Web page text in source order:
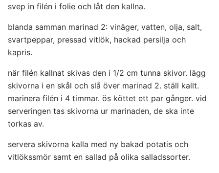
svep in filén i folie och låt den kallna.
blanda samman marinad 2: vinäger, vatten, olja, salt,
svartpeppar, pressad vitlök, hackad persilja och
kapris.
när filén kallnat skivas den i 1/2 cm tunna skivor. lägg
skivorna i en skål och slå över marinad 2. ställ kallt.
marinera filén i 4 timmar. ös köttet ett par gånger. vid
serveringen tas skivorna ur marinaden, de ska inte
torkas av.
servera skivorna kalla med ny bakad potatis och
vitlökssmör samt en sallad på olika salladssorter.